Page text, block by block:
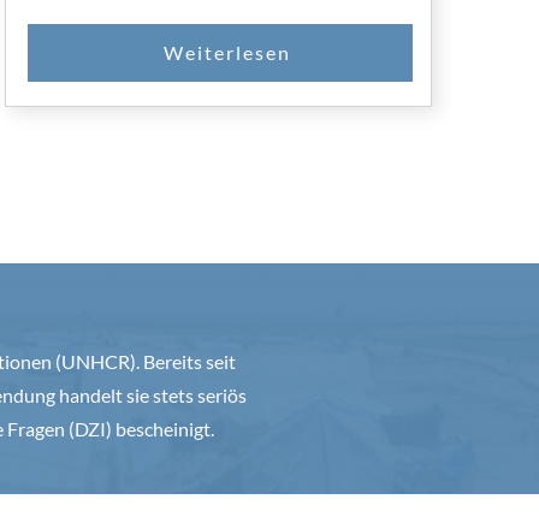
(UNHCR). Bereits seit
handelt sie stets seriös
(DZI) bescheinigt.